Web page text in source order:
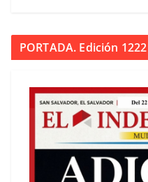
PORTADA. Edición 1222